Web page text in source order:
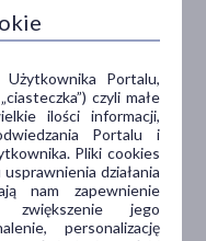
pęcherzu moczu lub
poinformować o
pod kątem
(wykrywanie raka
możliwość przejścia
partnerki. Jeśli
jest taki stan, należy
Portalu,
czyli małe
ilości informacji,
Portalu i
Pliki cookies
działania
nam zapewnienie
zwiększenie jego
personalizację